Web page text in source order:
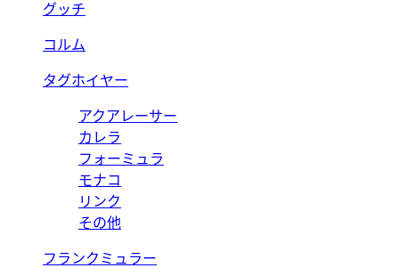
グッチ
コルム
タグホイヤー
アクアレーサー
カレラ
フォーミュラ
モナコ
リンク
その他
フランクミュラー